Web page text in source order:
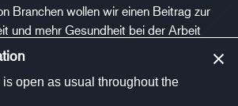
Branchen wollen wir einen Beitrag zur
und mehr Gesundheit bei der Arbeit
open as usual throughout the